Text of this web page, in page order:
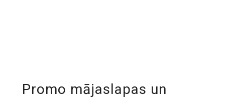
Promo mājaslapas un